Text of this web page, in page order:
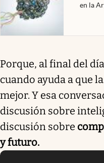
en la
Porque, al final del
cuando ayuda a que
mejor. Y esa
discusión sobre
discusión sobre
y futuro.